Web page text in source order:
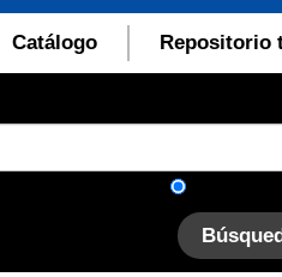
Catálogo Repositorio